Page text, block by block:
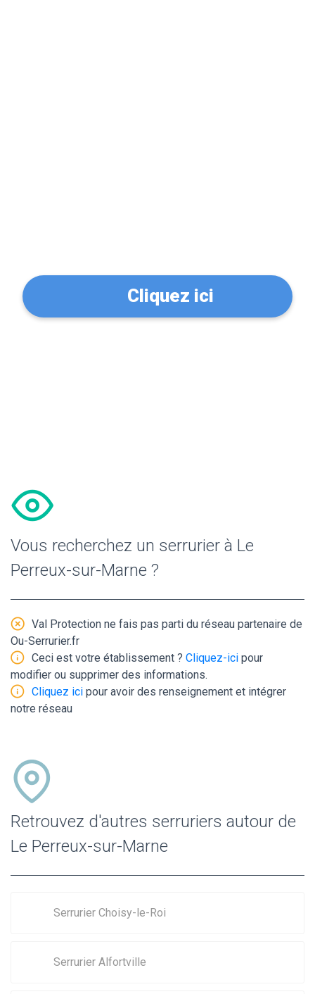
Cliquez ici
Vous recherchez un serrurier à Le
Perreux-sur-Marne ?
Val Protection ne fais pas parti du réseau partenaire de
Ou-Serrurier.fr
Ceci est votre établissement ? Cliquez-ici pour
modifier ou supprimer des informations.
Cliquez ici pour avoir des renseignement et intégrer
notre réseau
Retrouvez d'autres serruriers autour de
Le Perreux-sur-Marne
Serrurier Choisy-le-Roi
Serrurier Alfortville